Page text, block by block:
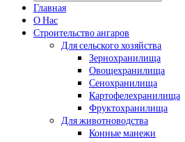
Главная
О Нас
Строительство ангаров
Для сельского хозяйства
Зернохранилища
Овощехранилища
Сенохранилища
Картофелехранилища
Фруктохранилища
Для животноводства
Конные манежи